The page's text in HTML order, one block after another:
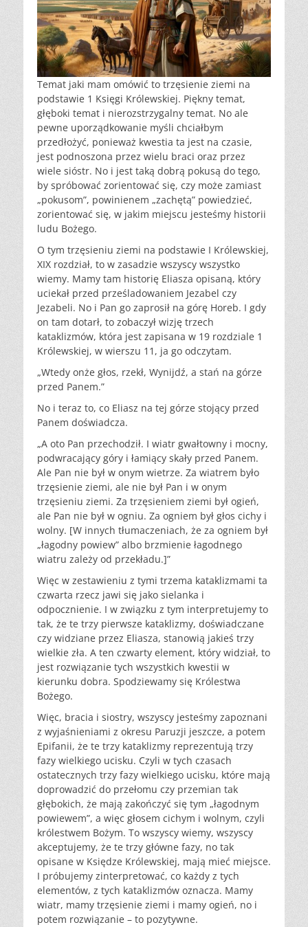
Temat jaki mam omówić to trzęsienie ziemi na
podstawie 1 Księgi Królewskiej. Piękny temat,
głęboki temat i nierozstrzygalny temat. No ale
pewne uporządkowanie myśli chciałbym
przedłożyć, ponieważ kwestia ta jest na czasie,
jest podnoszona przez wielu braci oraz przez
wiele sióstr. No i jest taką dobrą pokusą do tego,
by spróbować zorientować się, czy może zamiast
„pokusom”, powinienem „zachętą” powiedzieć,
zorientować się, w jakim miejscu jesteśmy historii
ludu Bożego.
O tym trzęsieniu ziemi na podstawie I Królewskiej,
XIX rozdział, to w zasadzie wszyscy wszystko
wiemy. Mamy tam historię Eliasza opisaną, który
uciekał przed prześladowaniem Jezabel czy
Jezabeli. No i Pan go zaprosił na górę Horeb. I gdy
on tam dotarł, to zobaczył wizję trzech
kataklizmów, która jest zapisana w 19 rozdziale 1
Królewskiej, w wierszu 11, ja go odczytam.
„Wtedy onże głos, rzekł, Wynijdź, a stań na górze
przed Panem.”
No i teraz to, co Eliasz na tej górze stojący przed
Panem doświadcza.
„A oto Pan przechodził. I wiatr gwałtowny i mocny,
podwracający góry i łamiący skały przed Panem.
Ale Pan nie był w onym wietrze. Za wiatrem było
trzęsienie ziemi, ale nie był Pan i w onym
trzęsieniu ziemi. Za trzęsieniem ziemi był ogień,
ale Pan nie był w ogniu. Za ogniem był głos cichy i
wolny. [W innych tłumaczeniach, że za ogniem był
„łagodny powiew” albo brzmienie łagodnego
wiatru zależy od przekładu.]”
Więc w zestawieniu z tymi trzema kataklizmami ta
czwarta rzecz jawi się jako sielanka i
odpocznienie. I w związku z tym interpretujemy to
tak, że te trzy pierwsze kataklizmy, doświadczane
czy widziane przez Eliasza, stanowią jakieś trzy
wielkie zła. A ten czwarty element, który widział, to
jest rozwiązanie tych wszystkich kwestii w
kierunku dobra. Spodziewamy się Królestwa
Bożego.
Więc, bracia i siostry, wszyscy jesteśmy zapoznani
z wyjaśnieniami z okresu Paruzji jeszcze, a potem
Epifanii, że te trzy kataklizmy reprezentują trzy
fazy wielkiego ucisku. Czyli w tych czasach
ostatecznych trzy fazy wielkiego ucisku, które mają
doprowadzić do przełomu czy przemian tak
głębokich, że mają zakończyć się tym „łagodnym
powiewem”, a więc głosem cichym i wolnym, czyli
królestwem Bożym. To wszyscy wiemy, wszyscy
akceptujemy, że te trzy główne fazy, no tak
opisane w Księdze Królewskiej, mają mieć miejsce.
I próbujemy zinterpretować, co każdy z tych
elementów, z tych kataklizmów oznacza. Mamy
wiatr, mamy trzęsienie ziemi i mamy ogień, no i
potem rozwiązanie – to pozytywne.